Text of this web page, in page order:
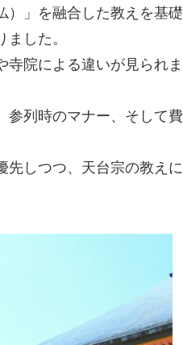
）」を融合した教えを基礎
した。
院による違いが見られま
参列時のマナー、そして費
しつつ、天台宗の教えに